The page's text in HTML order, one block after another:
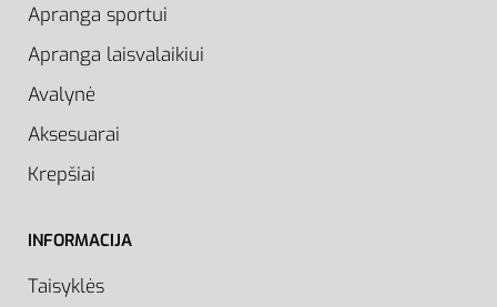
Apranga sportui
Apranga laisvalaikiui
Avalynė
Aksesuarai
Krepšiai
INFORMACIJA
Taisyklės